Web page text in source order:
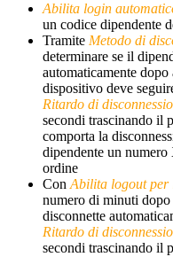
Abilita login
un codice dipendente
Tramite Metodo di
determinare se il
automaticamente
dispositivo deve
Ritardo di
secondi trascinando il
comporta la
dipendente un
ordine
ConAbilita logout per
numero di minuti
disconnette
Ritardo di
secondi trascinando il